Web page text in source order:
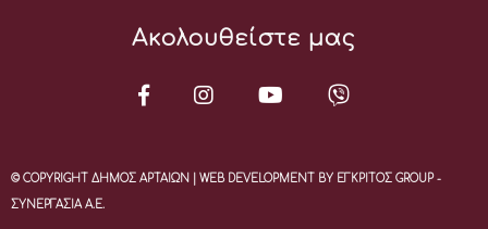
Ακολουθείστε μας
© COPYRIGHT ΔΗΜΟΣ ΑΡΤΑΙΩΝ | WEB DEVELOPMENT BY ΕΓΚΡΙΤΟΣ GROUP -
ΣΥΝΕΡΓΑΣΙΑ Α.Ε.